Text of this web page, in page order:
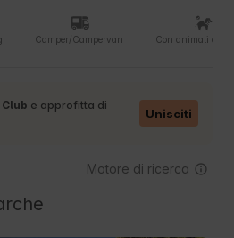
Camper/Campervan Con animali
e approfitta di
Unisciti
Motore di ricerca